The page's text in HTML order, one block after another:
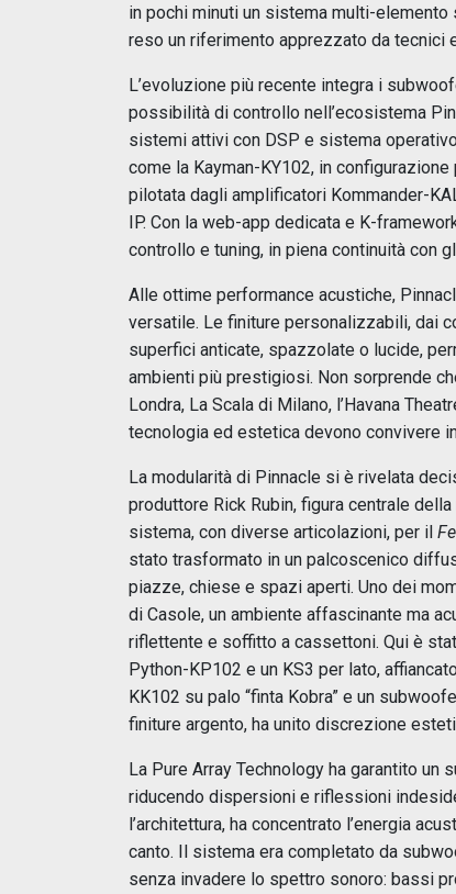
in pochi minuti un sistema multi-elemento
reso un riferimento apprezzato da tecnici
L’evoluzione più recente integra i
possibilità di controllo nell’ecosistema
sistemi attivi con DSP e sistema
come la Kayman-KY102, in
pilotata dagli amplificatori Kommander-
IP. Con la web-app dedicata e K-
controllo e tuning, in piena continuità con
Alle ottime performance acustiche,
versatile. Le finiture personalizzabili, dai
superfici anticate, spazzolate o lucide,
ambienti più prestigiosi. Non sorprende
Londra, La Scala di Milano, l’Havana
tecnologia ed estetica devono convivere
La modularità di Pinnacle si è rivelata
produttore Rick Rubin, figura centrale
sistema, con diverse articolazioni, per il
stato trasformato in un palcoscenico
piazze, chiese e spazi aperti. Uno dei
di Casole, un ambiente affascinante ma
riflettente e soffitto a cassettoni. Qui è
Python-KP102 e un KS3 per lato,
KK102 su palo “finta Kobra” e un
finiture argento, ha unito discrezione
La Pure Array Technology ha garantito un
riducendo dispersioni e riflessioni
l’architettura, ha concentrato l’energia
canto. Il sistema era completato da
senza invadere lo spettro sonoro: bassi